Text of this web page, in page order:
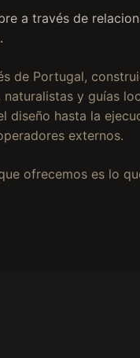
a través de
de Portugal,
y guías
hasta la
externos.
ofrecemos es lo